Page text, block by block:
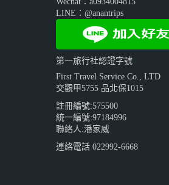
LINE：@anantrips
第一旅行社認證字號
First Travel Service Co., LTD
交觀甲5755 品北保1015
註冊編號:575500
統一編號:97184996
聯絡人:潘家威
連絡電話 022992-6668